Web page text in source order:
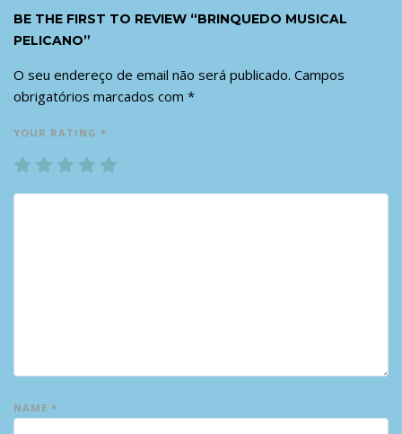
BE THE FIRST TO REVIEW “BRINQUEDO MUSICAL
PELICANO”
O seu endereço de email não será publicado. Campos
obrigatórios marcados com *
YOUR RATING *
1 2 3 4
NAME *